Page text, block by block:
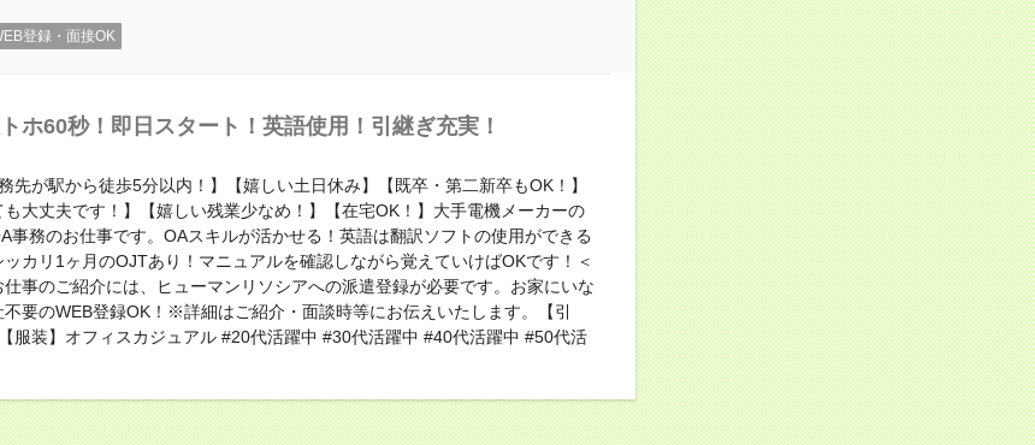
登録・面接OK
ホ60秒！即日スタート！英語使用！引継ぎ充実！
先が駅から徒歩5分以内！】【嬉しい土日休み】【既卒・第二新卒もOK！】
も大丈夫です！】【嬉しい残業少なめ！】【在宅OK！】大手電機メーカーの
事務のお仕事です。OAスキルが活かせる！英語は翻訳ソフトの使用ができる
カリ1ヶ月のOJTあり！マニュアルを確認しながら覚えていけばOKです！＜
仕事のご紹介には、ヒューマンリソシアへの派遣登録が必要です。お家にいな
要のWEB登録OK！※詳細はご紹介・面談時等にお伝えいたします。【引
服装】オフィスカジュアル #20代活躍中 #30代活躍中 #40代活躍中 #50代活